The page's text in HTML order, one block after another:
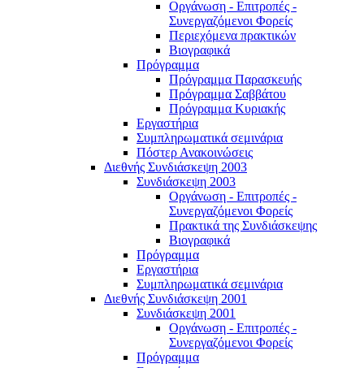
Οργάνωση - Επιτροπές -
Συνεργαζόμενοι Φορείς
Περιεχόμενα πρακτικών
Βιογραφικά
Πρόγραμμα
Πρόγραμμα Παρασκευής
Πρόγραμμα Σαββάτου
Πρόγραμμα Κυριακής
Εργαστήρια
Συμπληρωματικά σεμινάρια
Πόστερ Ανακοινώσεις
Διεθνής Συνδιάσκεψη 2003
Συνδιάσκεψη 2003
Οργάνωση - Επιτροπές -
Συνεργαζόμενοι Φορείς
Πρακτικά της Συνδιάσκεψης
Βιογραφικά
Πρόγραμμα
Εργαστήρια
Συμπληρωματικά σεμινάρια
Διεθνής Συνδιάσκεψη 2001
Συνδιάσκεψη 2001
Οργάνωση - Επιτροπές -
Συνεργαζόμενοι Φορείς
Πρόγραμμα